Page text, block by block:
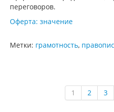
переговоров.
Оферта: значение
Метки: грамотность,
1 2 3